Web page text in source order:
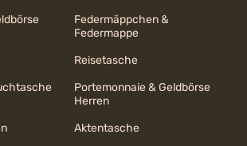
Federmäppchen &
Federmappe
Reisetasche
Portemonnaie & Geldbörse
Herren
Aktentasche